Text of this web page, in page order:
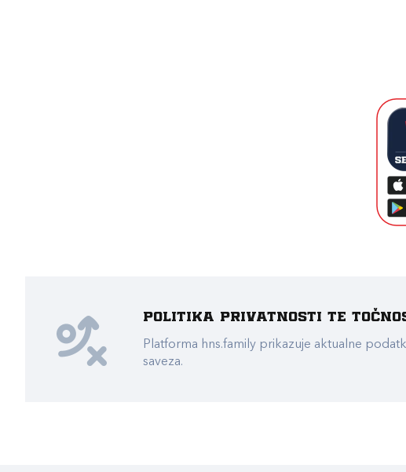
Politika privatnosti te
Platforma hns.family prikazuje aktualne
saveza.